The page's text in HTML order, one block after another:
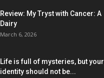
Review: My Tryst with Cancer: A
Dairy
March 6, 2026
Life is full of mysteries, but your
identity should not be...